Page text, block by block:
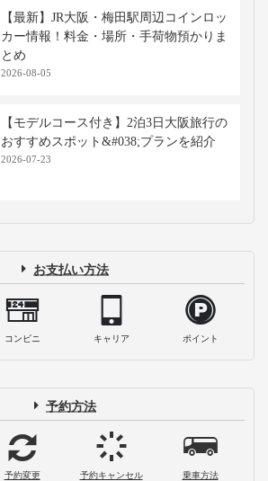
【最新】JR大阪・梅田駅周辺コインロッ
カー情報！料金・場所・手荷物預かりま
とめ
2026-08-05
【モデルコース付き】2泊3日大阪旅行の
おすすめスポット&#038;プランを紹介
2026-07-23
お支払い方法
コンビニ キャリア ポイント
予約方法
予約変更 予約キャンセル 乗車方法